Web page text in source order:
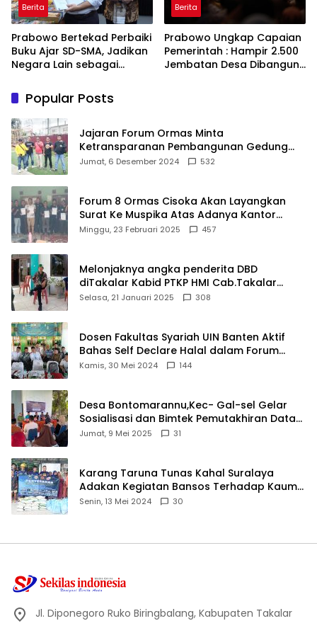
Berita
Prabowo Bertekad Perbaiki
Buku Ajar SD-SMA, Jadikan
Negara Lain sebagai
Berita
Prabowo Ungkap Capaian
Pemerintah : Hampir 2.500
Jembatan Desa Dibangun,
Popular Posts
Jajaran Forum Ormas Minta
Ketransparanan Pembangunan Gedung
Damkar Di Kecamatan Cisoka
Jumat, 6 Desember 2024 532
Forum 8 Ormas Cisoka Akan Layangkan
Surat Ke Muspika Atas Adanya Kantor
Matel di Cisoka
Minggu, 23 Februari 2025 457
Melonjaknya angka penderita DBD
diTakalar Kabid PTKP HMI Cab.Takalar
angkat bicara
Selasa, 21 Januari 2025 308
Dosen Fakultas Syariah UIN Banten Aktif
Bahas Self Declare Halal dalam Forum
Ijtima Ulama MUI
Kamis, 30 Mei 2024 144
Desa Bontomarannu,Kec- Gal-sel Gelar
Sosialisasi dan Bimtek Pemutakhiran Data
ID
Jumat, 9 Mei 2025 31
Karang Taruna Tunas Kahal Suralaya
Adakan Kegiatan Bansos Terhadap Kaum
Dhuafa dan Anak Yatim-Piatu
Senin, 13 Mei 2024 30
Jl. Diponegoro Ruko Biringbalang, Kabupaten Takalar